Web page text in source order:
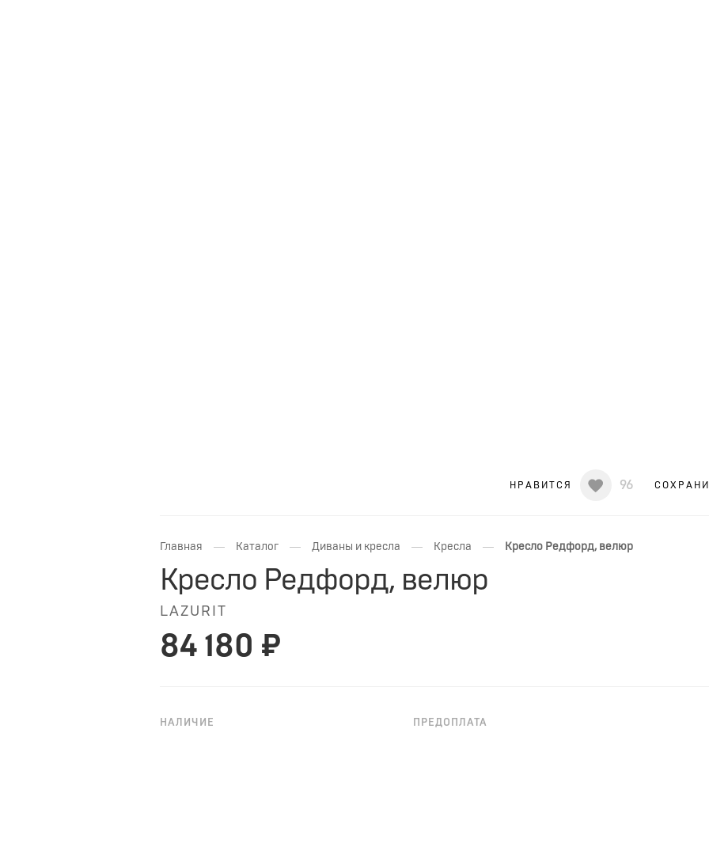
96
НРАВИТСЯ
Главная — Каталог — Диваны и кресла — Кресла — Кресло Редфорд, велюр
Кресло Редфорд, велюр
LAZURIT
84 180 ₽
НАЛИЧИЕ ПРЕДОПЛАТА